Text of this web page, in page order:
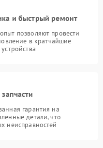
и быстрый ремонт
позволяют провести
в кратчайшие
гарантия на
детали, что
неисправностей